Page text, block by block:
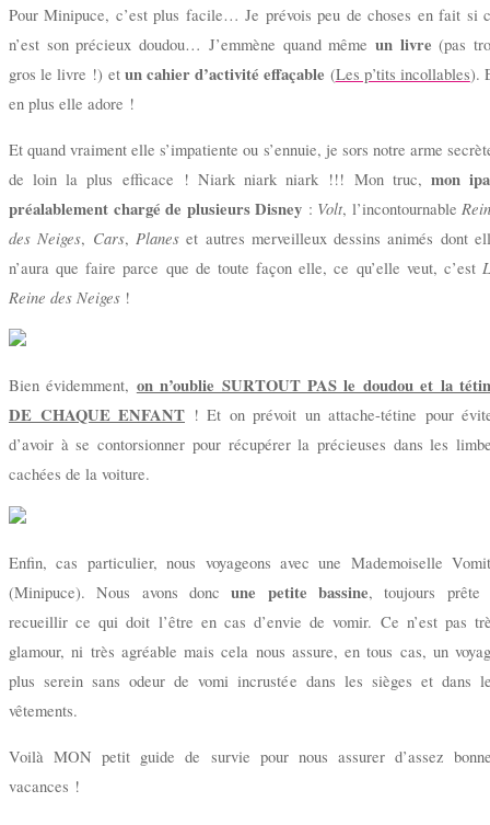
Pour Minipuce, c’est plus facile… Je prévois peu de choses en fait si
n’est son précieux doudou… J’emmène quand même un livre (pas
gros le livre !) et un cahier d’activité effaçable (Les p’tits incollables).
en plus elle adore !
Et quand vraiment elle s’impatiente ou s’ennuie, je sors notre arme
de loin la plus efficace ! Niark niark niark !!! Mon truc, mon
préalablement chargé de plusieurs Disney : Volt, l’incontournable
des Neiges, Cars, Planeset autres merveilleux dessins animés dont
n’aura que faire parce que de toute façon elle, ce qu’elle veut, c’est
Reine des Neiges !
Bien évidemment, on n’oublie SURTOUT PAS le doudou et la
DE CHAQUE ENFANT ! Et on prévoit un attache-tétine pour
d’avoir à se contorsionner pour récupérer la précieuses dans les
cachées de la voiture.
Enfin, cas particulier, nous voyageons avec une Mademoiselle
(Minipuce). Nous avons doncune petite bassine, toujours prête
recueillir ce qui doit l’être en cas d’envie de vomir. Ce n’est pas
glamour, ni très agréable mais cela nous assure, en tous cas, un
plus serein sans odeur de vomi incrustée dans les sièges et dans
vêtements.
Voilà MON petit guide de survie pour nous assurer d’assez
vacances !